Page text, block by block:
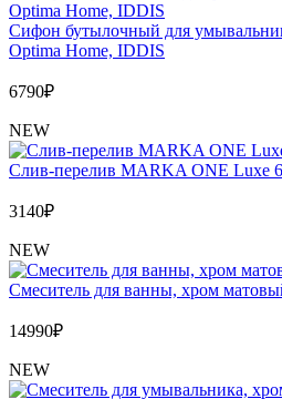
Сифон бутылочный для
Optima Home, IDDIS
6790₽
NEW
Слив-перелив MARKA ONE Luxe
3140₽
NEW
Cмеситель для ванны, хром
14990₽
NEW